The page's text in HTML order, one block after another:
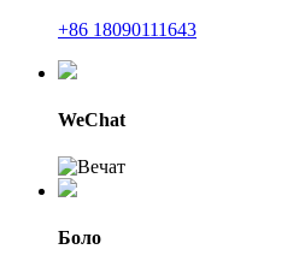
+86 18090111643
WeChat
Боло